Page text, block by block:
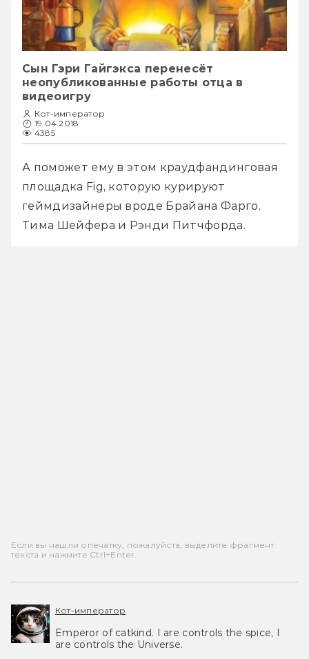
Сын Гэри Гайгэкса перенесёт
неопубликованные работы отца в
видеоигру
Кот-император
19.04.2018
4385
А поможет ему в этом краудфандинговая
площадка Fig, которую курируют
геймдизайнеры вроде Брайана Фарго,
Тима Шейфера и Рэнди Питчфорда.
Если вы нашли опечатку, пожалуйста, выделите фрагмент
текста и нажмите Ctrl+Enter.
Кот-император
Emperor of catkind. I are controls the spice, I
are controls the Universe.